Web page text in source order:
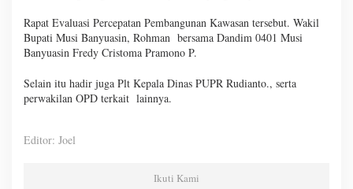
Rapat Evaluasi Percepatan Pembangunan Kawasan tersebut. Wakil
Bupati Musi Banyuasin, Rohman bersama Dandim 0401 Musi
Banyuasin Fredy Cristoma Pramono P.
Selain itu hadir juga Plt Kepala Dinas PUPR Rudianto., serta
perwakilan OPD terkait lainnya.
Editor: Joel
Ikuti Kami